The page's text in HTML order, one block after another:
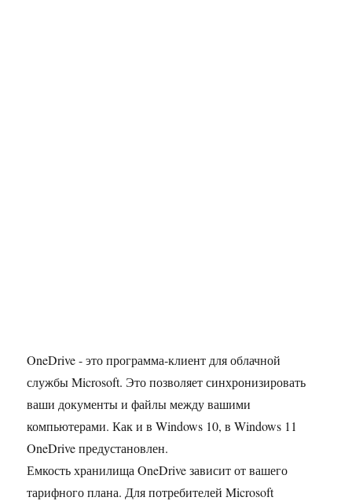
OneDrive - это программа-клиент для облачной
службы Microsoft. Это позволяет синхронизировать
ваши документы и файлы между вашими
компьютерами. Как и в Windows 10, в Windows 11
OneDrive предустановлен.
Емкость хранилища OneDrive зависит от вашего
тарифного плана. Для потребителей Microsoft